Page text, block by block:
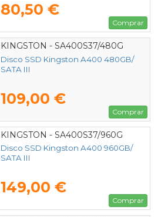
80,50 €
Comprar
KINGSTON - SA400S37/480G
Disco SSD Kingston A400 480GB/
SATA III
109,00 €
Comprar
KINGSTON - SA400S37/960G
Disco SSD Kingston A400 960GB/
SATA III
149,00 €
Comprar